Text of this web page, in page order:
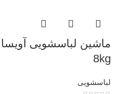
ماشین لباسشویی آویسا
8kg
لباسشویی